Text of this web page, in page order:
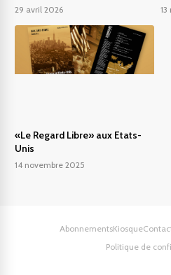
29 avril 2026 13
«Le Regard Libre» aux Etats-
Unis
14 novembre 2025
AbonnementsKiosque
Politique de